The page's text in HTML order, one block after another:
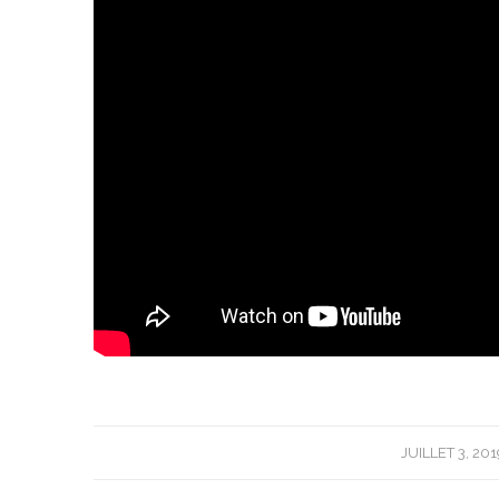
JUILLET 3,
/